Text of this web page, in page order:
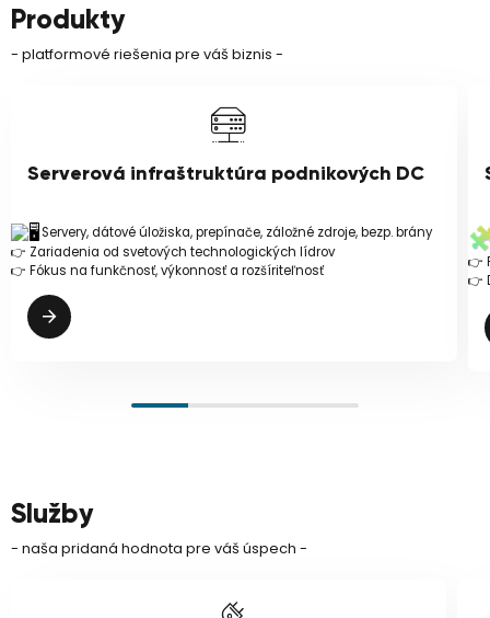
Produkty
- platformové riešenia pre váš biznis -
Serverová infraštruktúra podnikových DC
Servery, dátové úložiska, prepínače, záložné zdroje, bezp. brány
👉 Zariadenia od svetových technologických lídrov
👉 Fókus na funkčnosť, výkonnosť a rozšíriteľnosť
👉
👉
Služby
- naša pridaná hodnota pre váš úspech -